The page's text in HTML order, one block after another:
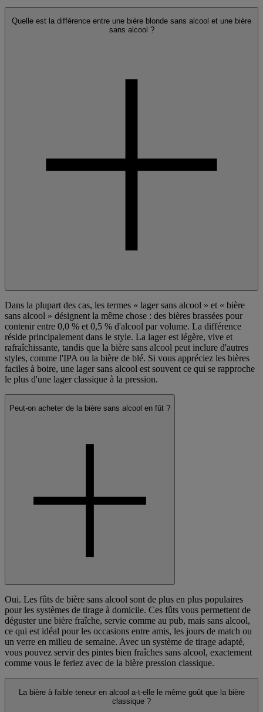
Quelle est la différence entre une bière blonde sans alcool et une bière
sans alcool ?
Dans la plupart des cas, les termes « lager sans alcool » et « bière
sans alcool » désignent la même chose : des bières brassées pour
contenir entre 0,0 % et 0,5 % d'alcool par volume. La différence
réside principalement dans le style. La lager est légère, vive et
rafraîchissante, tandis que la bière sans alcool peut inclure d'autres
styles, comme l'IPA ou la bière de blé. Si vous appréciez les bières
faciles à boire, une lager sans alcool est souvent ce qui se rapproche
le plus d'une lager classique à la pression.
Peut-on acheter de la bière sans alcool en fût ?
Oui. Les fûts de bière sans alcool sont de plus en plus populaires
pour les systèmes de tirage à domicile. Ces fûts vous permettent de
déguster une bière fraîche, servie comme au pub, mais sans alcool,
ce qui est idéal pour les occasions entre amis, les jours de match ou
un verre en milieu de semaine. Avec un système de tirage adapté,
vous pouvez servir des pintes bien fraîches sans alcool, exactement
comme vous le feriez avec de la bière pression classique.
La bière à faible teneur en alcool a-t-elle le même goût que la bière
classique ?